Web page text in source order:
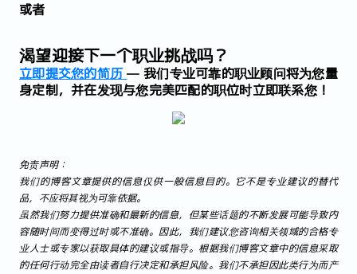
或者
渴望迎接下一个职业挑战吗？
立即提交您的简历— 我们专业可靠的职业顾问将为您量
身定制，并在发现与您完美匹配的职位时立即联系您！
免责声明：
我们的博客文章提供的信息仅供一般信息目的。它不是专业建议的替代
品，不应将其视为可靠依据。
虽然我们努力提供准确和最新的信息，但某些话题的不断发展可能导致内
容随时间而变得过时或不准确。因此，我们建议您咨询相关领域的合格专
业人士或专家以获取具体的建议或指导。根据我们博客文章中的信息采取
的任何行动完全由读者自行决定和承担风险。我们不承担因此类行为而产